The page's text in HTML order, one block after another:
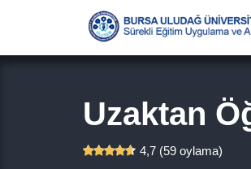
Uzaktan
4,7 (59 oylama)